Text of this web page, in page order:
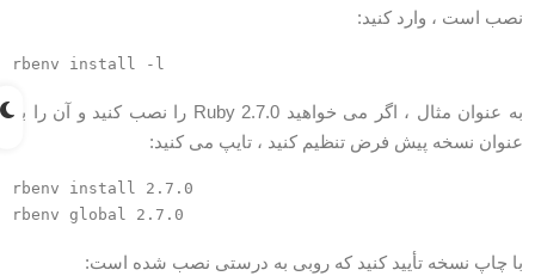
است ، وارد کنید:
به عنوان مثال ، اگر می خواهید Ruby 2.7.0 را نصب کنید و آن را به
نسخه پیش فرض تنظیم کنید ، تایپ می کنید:
rbenv install 2.7.0
چاپ نسخه تأیید کنید که روبی به درستی نصب شده است: